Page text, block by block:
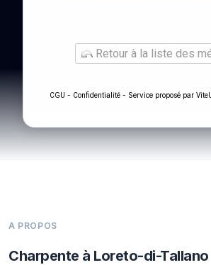
Retour à la liste des
CGU - Confidentialité - Service proposé par
A PROPOS
Charpente à Loreto-di-Tallano